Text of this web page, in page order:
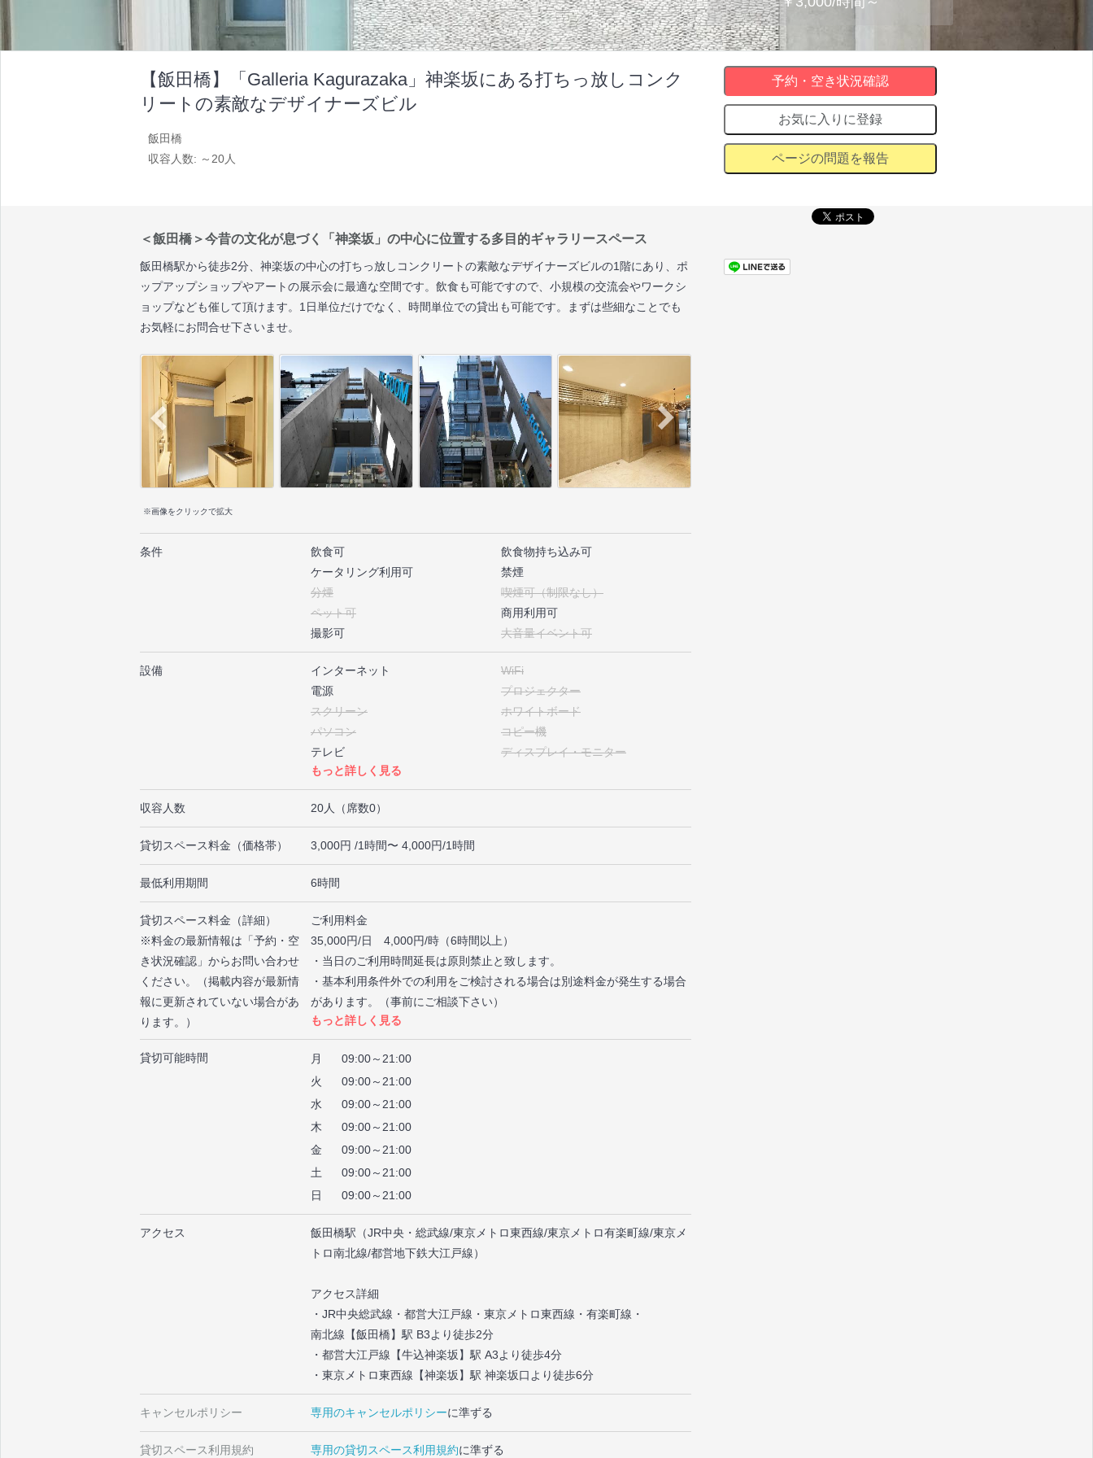
【飯田橋】「Galleria Kagurazaka」神楽坂にある打ちっ放しコンク
リートの素敵なデザイナーズビル
飯田橋
収容人数: ～20人
＜飯田橋＞今昔の文化が息づく「神楽坂」の中心に位置する多目的ギャラリースペース
飯田橋駅から徒歩2分、神楽坂の中心の打ちっ放しコンクリートの素敵なデザイナーズビルの1階にあり、ポ
ップアップショップやアートの展示会に最適な空間です。飲食も可能ですので、小規模の交流会やワークシ
ョップなども催して頂けます。1日単位だけでなく、時間単位での貸出も可能です。まずは些細なことでも
お気軽にお問合せ下さいませ。
※画像をクリックで拡大
条件 飲食可
飲食物持ち込み可
ケータリング利用可
禁煙
分煙
喫煙可（制限なし）
ペット可
商用利用可
撮影可
大音量イベント可
設備 インターネット
WiFi
電源
プロジェクター
スクリーン
ホワイトボード
パソコン
コピー機
テレビ
ディスプレイ・モニター
テレビ・モニター（HDMI端子あり）
ブルーレイプレーヤー
CDプレーヤー
テーブル
電子レンジ
マイク
エレベーター
冷房
暖房
敷地内無料駐車場
託児設備
ゲーム（カード・ボード・テレビゲ
もっと詳しく見る
収容人数 20人（席数0）
貸切スペース料金（価格帯） 3,000円 /1時間〜 4,000円/1時間
最低利用期間 6時間
貸切スペース料金（詳細）
※料金の最新情報は「予約・空
き状況確認」からお問い合わせ
ください。（掲載内容が最新情
報に更新されていない場合があ
ります。）
ご利用料金
35,000円/日 4,000円/時（6時間以上）
・当日のご利用時間延長は原則禁止と致します。
・基本利用条件外での利用をご検討される場合は別途料金が発生する場合
があります。（事前にご相談下さい）
・長期で利用希望の方は割引致します。詳細はお問い合わせ下さい。
もっと詳しく見る
貸切可能時間 月
09:00～21:00
火
09:00～21:00
水
09:00～21:00
木
09:00～21:00
金
09:00～21:00
土
09:00～21:00
日
09:00～21:00
アクセス
飯田橋駅（JR中央・総武線/東京メトロ東西線/東京メトロ有楽町線/東京メ
トロ南北線/都営地下鉄大江戸線）
アクセス詳細
・JR中央総武線・都営大江戸線・東京メトロ東西線・有楽町線・
南北線【飯田橋】駅 B3より徒歩2分
・都営大江戸線【牛込神楽坂】駅 A3より徒歩4分
・東京メトロ東西線【神楽坂】駅 神楽坂口より徒歩6分
キャンセルポリシー 専用のキャンセルポリシーに準ずる
貸切スペース利用規約 専用の貸切スペース利用規約に準ずる
予約・空き状況確認
お気に入りに登録
ページの問題を報告